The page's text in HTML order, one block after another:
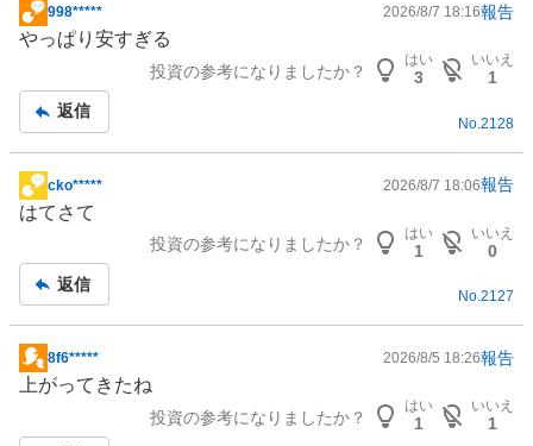
掲
示
事
998***** 2026/8/7 18:16報告
やっぱり安すぎる
投資の参考になりましたか？
はい
3
いいえ
1
返信
No. 2128
掲
示
事
cko***** 2026/8/7 18:06報告
はてさて
投資の参考になりましたか？
はい
1
いいえ
0
返信
No.2127
掲
示
8f6***** 2026/8/5 18:26報告
上がってきたね
投資の参考になりましたか？
はい
1
いいえ
1